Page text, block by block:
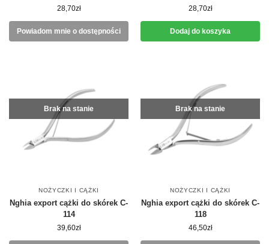
28,70zł
Powiadom mnie o dostępności
28,70zł
Dodaj do koszyka
Brak na stanie
NOŻYCZKI I CĄŻKI
Nghia export cążki do skórek C-
114
39,60zł
Brak na stanie
NOŻYCZKI I CĄŻKI
Nghia export cążki do skórek C-
118
46,50zł